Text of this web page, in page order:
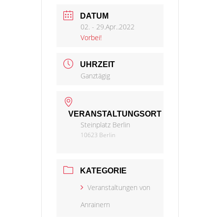
DATUM
02. - 29.Apr..2022
Vorbei!
UHRZEIT
Ganztägig
VERANSTALTUNGSORT
Steinplatz Berlin
10623 Berlin
KATEGORIE
Veranstaltungen von
Anrainern